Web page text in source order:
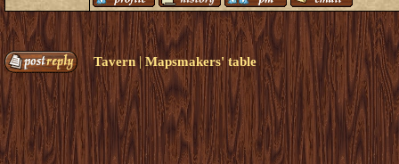
Tavern |Mapsmakers' table